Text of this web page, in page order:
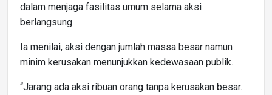
dalam menjaga fasilitas umum selama aksi
berlangsung.
Ia menilai, aksi dengan jumlah massa besar namun
minim kerusakan menunjukkan kedewasaan publik.
“Jarang ada aksi ribuan orang tanpa kerusakan besar.